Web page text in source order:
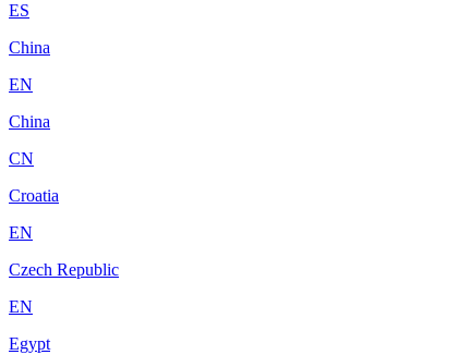
ES
China
EN
China
CN
Croatia
EN
Czech Republic
EN
Egypt